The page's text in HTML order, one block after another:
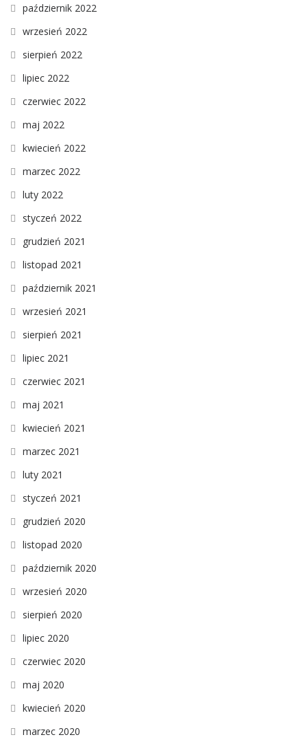
październik 2022
wrzesień 2022
sierpień 2022
lipiec 2022
czerwiec 2022
maj 2022
kwiecień 2022
marzec 2022
luty 2022
styczeń 2022
grudzień 2021
listopad 2021
październik 2021
wrzesień 2021
sierpień 2021
lipiec 2021
czerwiec 2021
maj 2021
kwiecień 2021
marzec 2021
luty 2021
styczeń 2021
grudzień 2020
listopad 2020
październik 2020
wrzesień 2020
sierpień 2020
lipiec 2020
czerwiec 2020
maj 2020
kwiecień 2020
marzec 2020